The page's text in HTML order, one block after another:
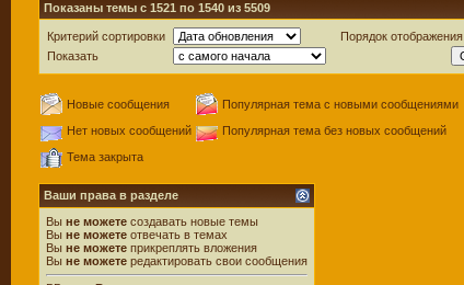
Показаны темы с 1521 по 1540 из 5509
Критерий сортировки
Порядок отображения
Показать
Новые сообщения
Популярная тема с новыми сообщениями
Нет новых сообщений
Популярная тема без новых сообщений
Тема закрыта
Ваши права в разделе
Вы не можете создавать новые темы
Вы не можете отвечать в темах
Вы не можете прикреплять вложения
Вы не можете редактировать свои сообщения